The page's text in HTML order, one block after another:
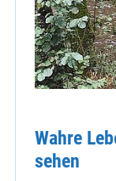
Wahre
sehen